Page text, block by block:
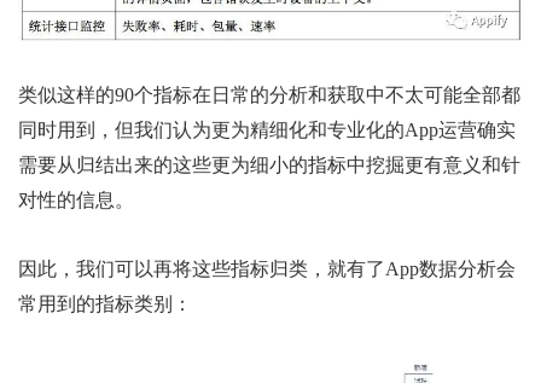
类似这样的90个指标在日常的分析和获取中不太可能全部都
同时用到，但我们认为更为精细化和专业化的App运营确实
需要从归结出来的这些更为细小的指标中挖掘更有意义和针
对性的信息。
因此，我们可以再将这些指标归类，就有了App数据分析会
常用到的指标类别：